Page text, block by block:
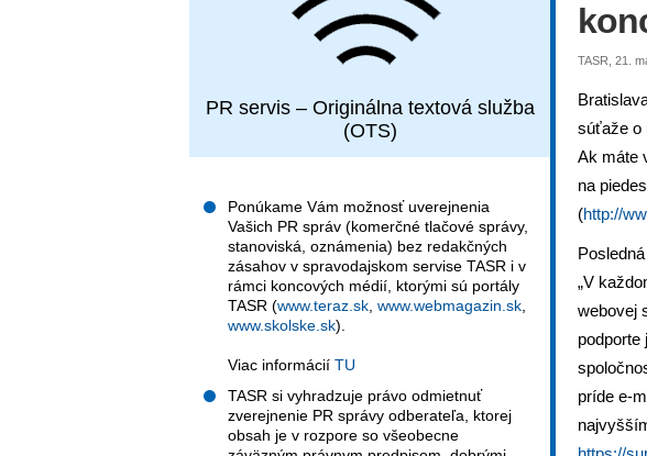
PR servis – Originálna textová služba
(OTS)
Ponúkame Vám možnosť uverejnenia
Vašich PR správ (komerčné tlačové správy,
stanoviská, oznámenia) bez redakčných
zásahov v spravodajskom servise TASR i v
rámci koncových médií, ktorými sú portály
TASR (www.teraz.sk www.webmagazin.sk
www.skolske.sk).
Viac informácií TU
TASR si vyhradzuje právo odmietnuť
zverejnenie PR správy odberateľa, ktorej
obsah je v rozpore so všeobecne
TASR, 21.
súťaže o
Ak máte
na
(http://
„V
webovej
príde e-